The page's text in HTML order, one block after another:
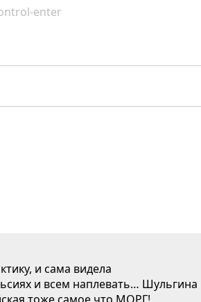
enter
и сама видела
и всем наплевать… Шульгина